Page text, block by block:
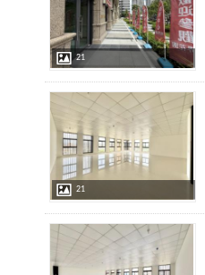
21
21
店長推薦